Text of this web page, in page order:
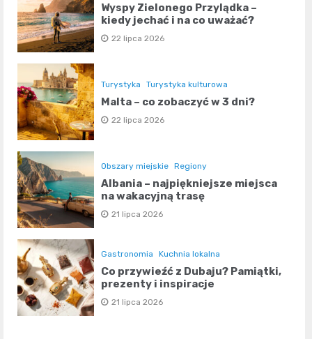
Wyspy Zielonego Przylądka –
kiedy jechać i na co uważać?
22 lipca 2026
Turystyka Turystyka kulturowa
Malta – co zobaczyć w 3 dni?
22 lipca 2026
Obszary miejskie Regiony
Albania – najpiękniejsze miejsca
na wakacyjną trasę
21 lipca 2026
Gastronomia Kuchnia lokalna
Co przywieźć z Dubaju? Pamiątki,
prezenty i inspiracje
21 lipca 2026